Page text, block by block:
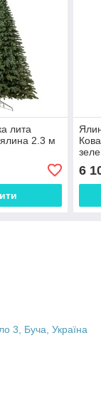
лита
2.3 м
6
3, Буча, Україна